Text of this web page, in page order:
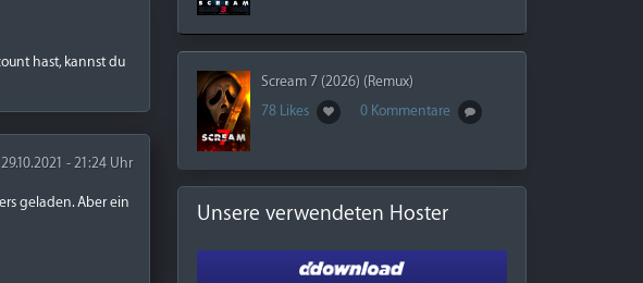
hast, kannst du
29.10.2021 - 21:24 Uhr
geladen. Aber ein
Scream 7 (2026) (Remux)
78 Likes
0 Kommentare
Unsere verwendeten Hoster